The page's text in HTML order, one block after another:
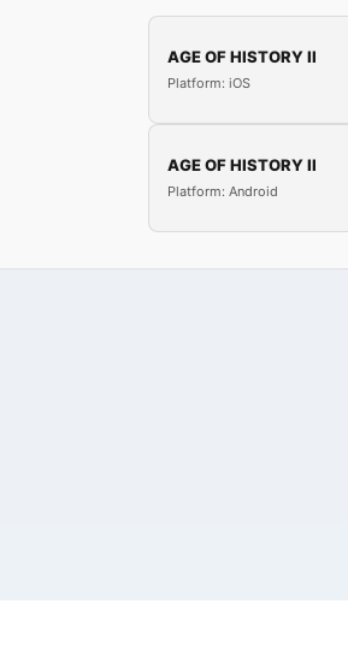
AGE OF HISTORY II
Platform: iOS
AGE OF HISTORY II
Platform: Android